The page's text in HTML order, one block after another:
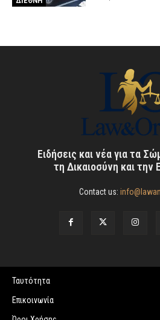
Ειδήσεις και νέα για τα
τη Δικαιοσύνη και την
Contact us:
Ταυτότητα
Επικοινωνία